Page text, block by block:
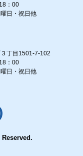
：00
日・祝日他
丁目1501-7-102
：00
日・祝日他